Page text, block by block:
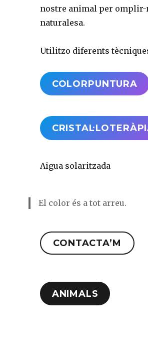
nostre animal per omplir-
naturalesa.
Utilitzo diferents
COLORPUNTURA
Aigua solaritzada
El color és a tot arreu.
CONTACTA’M
ANIMALS